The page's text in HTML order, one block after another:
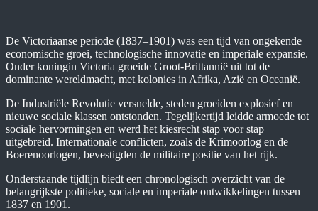
De Victoriaanse periode (1837–1901) was een tijd van ongekende
economische groei, technologische innovatie en imperiale expansie.
Onder koningin Victoria groeide Groot-Brittannië uit tot de
dominante wereldmacht, met kolonies in Afrika, Azië en Oceanië.
De Industriële Revolutie versnelde, steden groeiden explosief en
nieuwe sociale klassen ontstonden. Tegelijkertijd leidde armoede tot
sociale hervormingen en werd het kiesrecht stap voor stap
uitgebreid. Internationale conflicten, zoals de Krimoorlog en de
Boerenoorlogen, bevestigden de militaire positie van het rijk.
Onderstaande tijdlijn biedt een chronologisch overzicht van de
belangrijkste politieke, sociale en imperiale ontwikkelingen tussen
1837 en 1901.